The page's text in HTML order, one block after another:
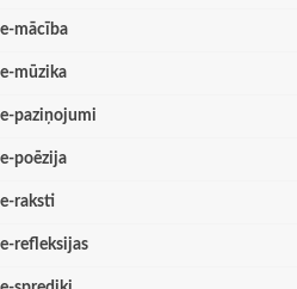
e-mācība
e-mūzika
e-paziņojumi
e-poēzija
e-raksti
e-refleksijas